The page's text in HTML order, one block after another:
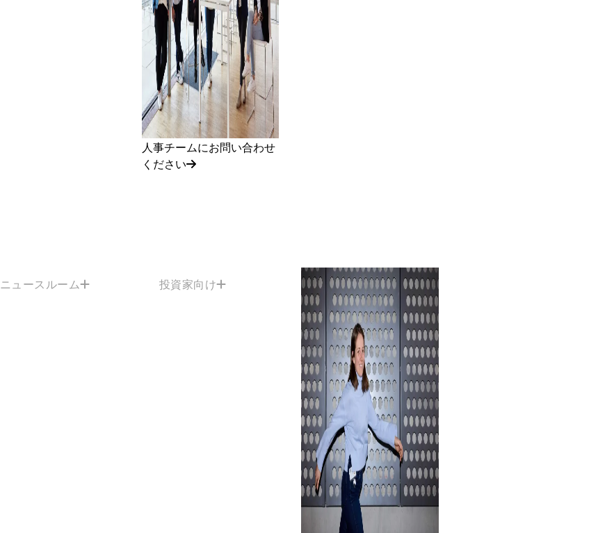
人事チームにお問い合わせ
ください
ニュースルーム 投資家向け